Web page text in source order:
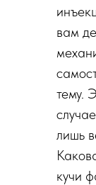
вам
тему.
лишь
кучи